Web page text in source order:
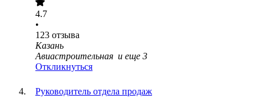
4.7
•
123 отзыва
Казань
Авиастроительная и еще 3
Откликнуться
Руководитель отдела продаж